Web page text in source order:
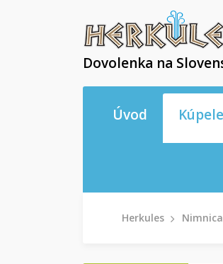
Dovolenka na
Úvod Kúpele
Herkules